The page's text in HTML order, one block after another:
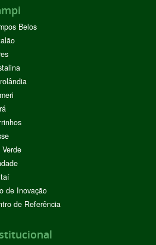
Belos
de Inovação
de Referência